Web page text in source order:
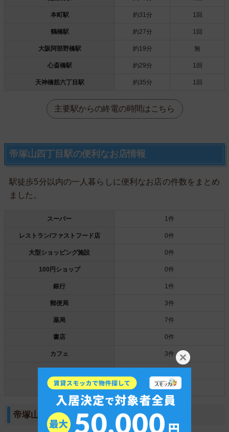
本町駅 約31分 1回
鶴橋駅 約27分 1回
大阪阿部野橋駅 約19分 無
心斎橋駅 約29分 1回
天神橋筋六丁目駅 約35分 1回
主要駅からの終電の時間はこちら
帝塚山四丁目駅の便利なお店情報
駅徒歩5分以内の一人暮らしに便利なお店の件数をまとめ
ました。
スーパー 1件
レストラン/ファストフード店 0件
大型ショッピング施設 0件
100円ショップ 0件
銀行 1件
郵便局 3件
薬局 7件
書店 0件
カフェ 3件
ドン・キホーテ 0件
帝塚山四丁目周辺はスーパーが1件しかない